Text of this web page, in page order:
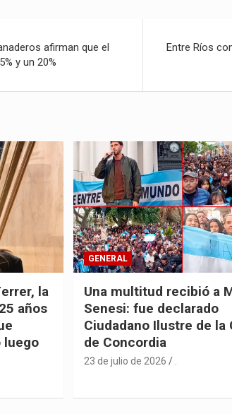
afirman que el
y un 20%
Entre Ríos
la
años
luego
GENERAL
Una multitud recibió a
Senesi: fue declarado
Ciudadano Ilustre de la
de Concordia
23 de julio de 2026